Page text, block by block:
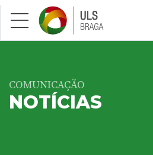
Saltar para conteúdo principal
COMUNICAÇÃO
NOTÍCIAS